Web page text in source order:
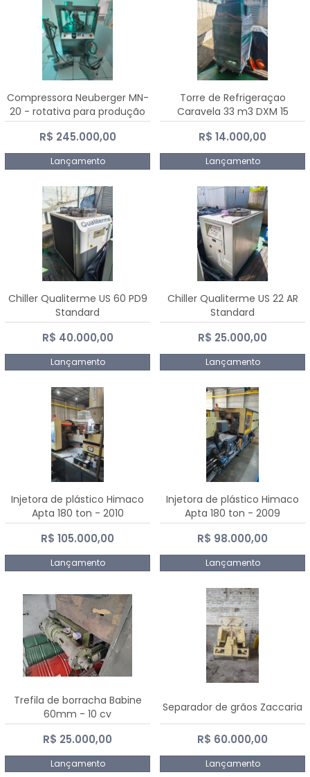
Compressora Neuberger MN-
20 - rotativa para produção
de comprimidos
R$ 245.000,00
Lançamento
Torre de Refrigeraçao
Caravela 33 m3 DXM 15
R$ 14.000,00
Lançamento
Chiller Qualiterme US 60 PD9
Standard
R$ 40.000,00
Lançamento
Chiller Qualiterme US 22 AR
Standard
R$ 25.000,00
Lançamento
Injetora de plástico Himaco
Apta 180 ton - 2010
R$ 105.000,00
Lançamento
Injetora de plástico Himaco
Apta 180 ton - 2009
R$ 98.000,00
Lançamento
Trefila de borracha Babine
60mm - 10 cv
R$ 25.000,00
Lançamento
Separador de grãos Zaccaria
R$ 60.000,00
Lançamento